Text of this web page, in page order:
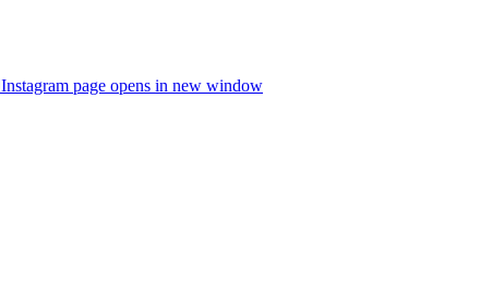
Instagram page opens in new window